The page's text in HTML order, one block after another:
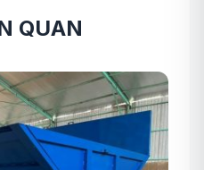
QUAN